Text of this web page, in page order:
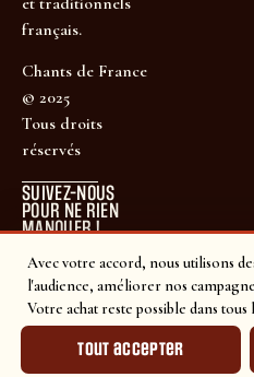
Avec votre accord, nous utilisons
l'audience, améliorer nos
Votre achat reste possible dans tous
Tout accepter
français.
Chants de France
© 2025
Tous droits
réservés
SUIVEZ-NOUS
POUR NE RIEN
MANQUER !